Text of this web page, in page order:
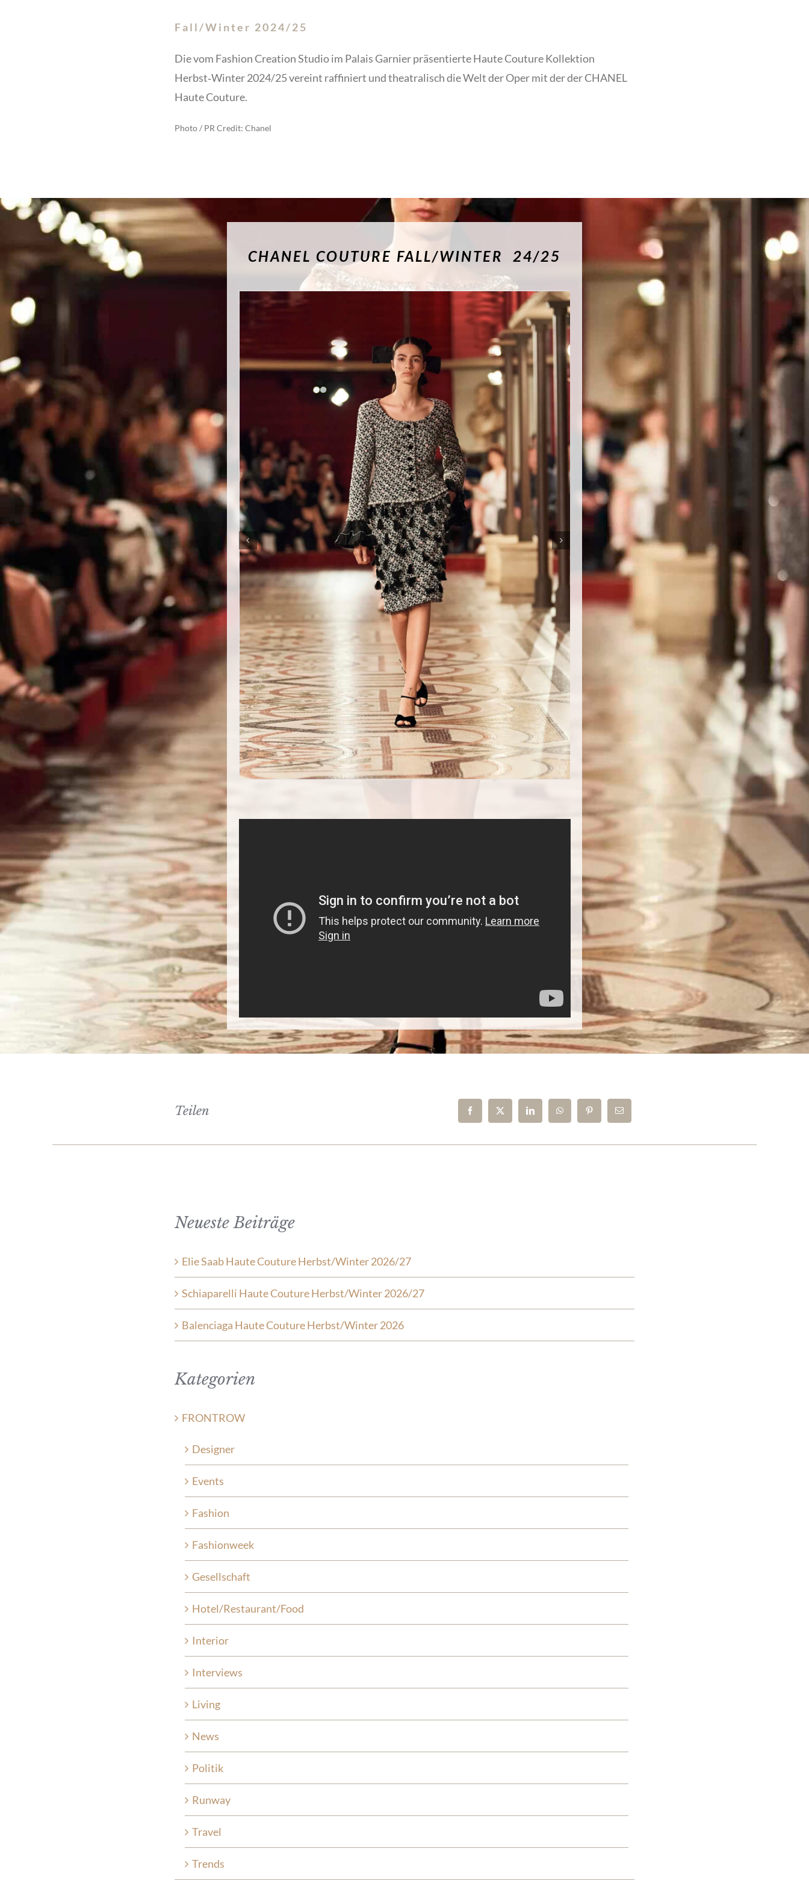
Fall/Winter 2024/25
Die vom Fashion Creation Studio im Palais Garnier präsentierte Haute Couture Kollektion
Herbst‑Winter 2024/25 vereint raffiniert und theatralisch die Welt der Oper mit der der CHANEL
Haute Couture.
Photo / PR Credit: Chanel
CHANEL COUTURE FALL/WINTER 24/25
Teilen
Neueste Beiträge
Elie Saab Haute Couture Herbst/Winter 2026/27
Schiaparelli Haute Couture Herbst/Winter 2026/27
Balenciaga Haute Couture Herbst/Winter 2026
Kategorien
FRONTROW
Designer
Events
Fashion
Fashionweek
Gesellschaft
Hotel/Restaurant/Food
Interior
Interviews
Living
News
Politik
Runway
Travel
Trends